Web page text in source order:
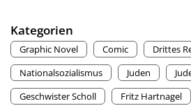
Kategorien
Graphic Novel Comic
Drittes
Nationalsozialismus
Juden
Geschwister Scholl
Fritz Hartnagel